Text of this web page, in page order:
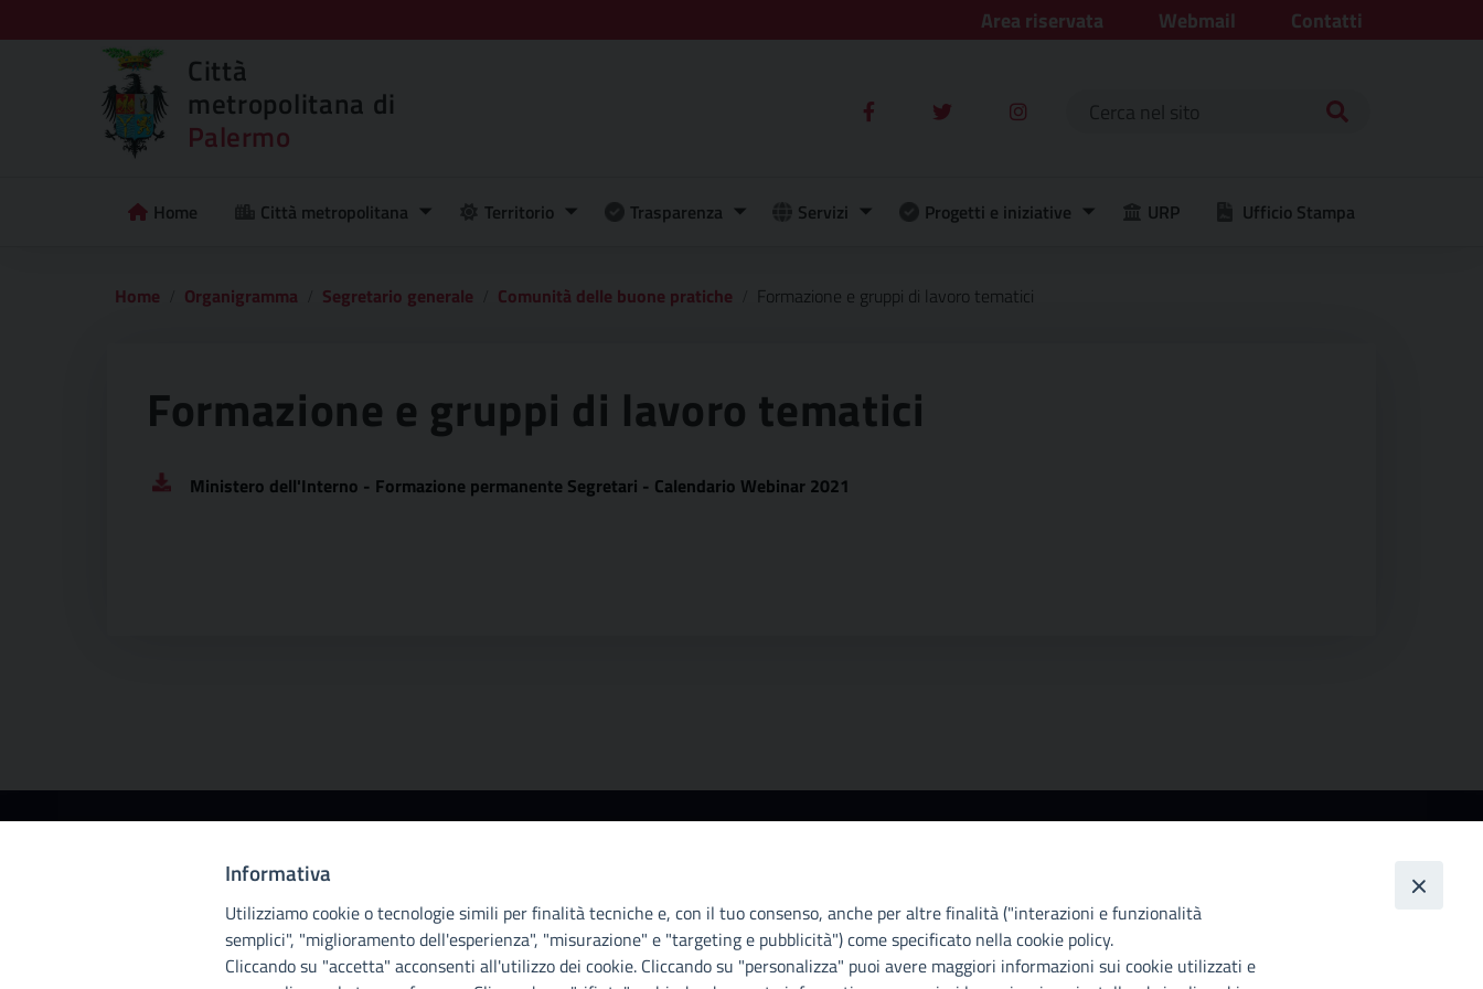
Area riservata Webmail Contatti
Città
metropolitana di
Palermo Ricerca per:
Home Città metropolitana Territorio Trasparenza Servizi Progetti e iniziative URP Ufficio Stampa
Home Organigramma Segretario generale Comunità delle buone pratiche Formazione e gruppi di lavoro tematici
Formazione e gruppi di lavoro tematici
Ministero dell'Interno - Formazione permanente Segretari - Calendario Webinar 2021
metropolitana di
Palermo
Via Maqueda, 100 - 90134 - Palermo
Cod. Fisc. 80021470820
PEC: cm.pa@cert.cittametropolitana.pa.it
il proprio sito web accessibile, conformemente al
D.lgs. 10 agosto 2018, n°106 che ha recepito la
direttiva UE 2016/2102 del Parlamento euopeo e del
Consiglio.
Informativa
Utilizziamo cookie o tecnologie simili per finalità tecniche e, con il tuo consenso, anche per altre finalità ("interazioni e funzionalità
semplici", "miglioramento dell'esperienza", "misurazione" e "targeting e pubblicità") come specificato nella cookie policy.
Cliccando su "accetta" acconsenti all'utilizzo dei cookie. Cliccando su "personalizza" puoi avere maggiori informazioni sui cookie utilizzati e